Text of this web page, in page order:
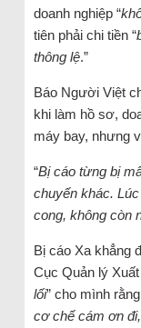
doanh nghiệp “
tiên phải chi tiền “
thông lệ.”
Báo Người Việt
khi làm hồ sơ,
máy bay, nhưng
“Bị cáo từng bị
chuyến khác.
cong, không còn
Bị cáo Xa khẳng
Cục Quản lý
lối” cho mình
cơ chế cám ơn